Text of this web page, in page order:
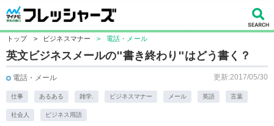
トップ > ビジネスマナー > 電話・メール
英文ビジネスメールの"書き終わり"はどう書く？
電話・メール 更新:2017/05/30
仕事 あるある 雑学. ビジネスマナー メール 英語 言葉
社会人 ビジネス用語